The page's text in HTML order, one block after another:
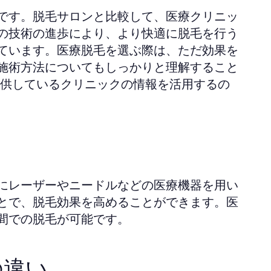
。脱毛サロンと比較して、医療クリニッ
術の進歩により、より快適に脱毛を行う
ます。医療脱毛を選ぶ際は、ただ効果を
方法についてもしっかりと理解すること
しているクリニックの情報を活用するの
ーザーやニードルなどの医療機器を用い
、脱毛効果を高めることができます。医
の脱毛が可能です。